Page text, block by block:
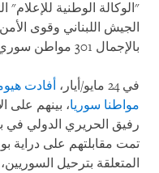
الجيش اللبناني وقوى
بالإجمال 301 مواطن سوري إلى سوريا منذ 7 مايو/أيار.
في 24 مايو/أيار،
مواطنا سوريا
رفيق الحريري الدولي في
تمت مقابلتهم على دراية
المتعلقة بترحيل